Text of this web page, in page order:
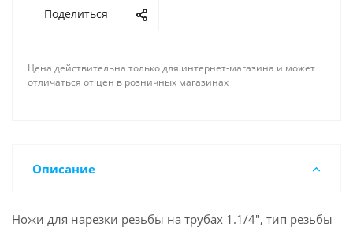
Поделиться
Цена действительна только для интернет-магазина и может
отличаться от цен в розничных магазинах
Описание
Ножи для нарезки резьбы на трубах 1.1/4", тип резьбы